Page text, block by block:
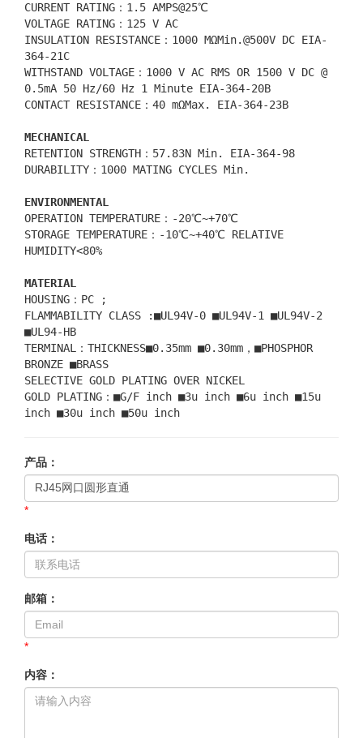
CURRENT RATING：1.5 AMPS@25℃
VOLTAGE RATING：125 V AC
INSULATION RESISTANCE：1000 MΩMin.@500V DC EIA-
364-21C
WITHSTAND VOLTAGE：1000 V AC RMS OR 1500 V DC @
0.5mA 50 Hz/60 Hz 1 Minute EIA-364-20B
CONTACT RESISTANCE：40 mΩMax. EIA-364-23B
MECHANICAL
RETENTION STRENGTH：57.83N Min. EIA-364-98
DURABILITY：1000 MATING CYCLES Min.
ENVIRONMENTAL
OPERATION TEMPERATURE：-20℃~+70℃
STORAGE TEMPERATURE：-10℃~+40℃ RELATIVE
HUMIDITY<80%
MATERIAL
HOUSING：PC ;
FLAMMABILITY CLASS :■UL94V-0 ■UL94V-1 ■UL94V-2
■UL94-HB
TERMINAL：THICKNESS■0.35mm ■0.30mm，■PHOSPHOR
BRONZE ■BRASS
SELECTIVE GOLD PLATING OVER NICKEL
GOLD PLATING：■G/F inch ■3u inch ■6u inch ■15u
inch ■30u inch ■50u inch
产品：
*
电话：
邮箱：
*
内容：